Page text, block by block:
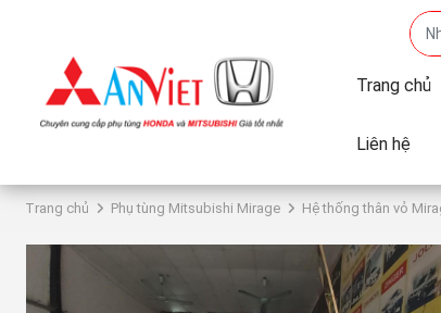
Trang chủ
Liên hệ
Trang chủ Phụ tùng Mitsubishi Mirage Hệ thống thân vỏ